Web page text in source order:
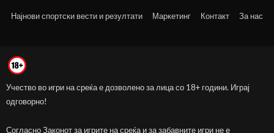
Најнови спортски вести и резултати Маркетинг Контакт За нас
Учество во игри на среќа е дозволено за лица со 18+ години. Играј
одговорно!
Согласно Законот за игрите на среќа и за забавните игри не е